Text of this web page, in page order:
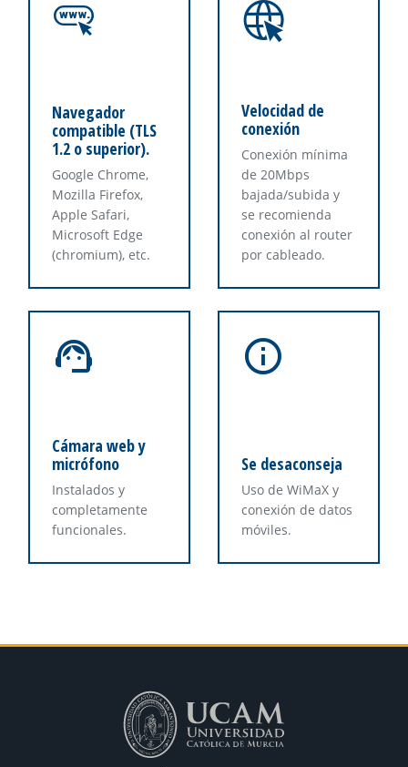
Navegador
compatible (TLS
1.2 o superior).
Google Chrome,
Mozilla Firefox,
Apple Safari,
Microsoft Edge
(chromium), etc.
Velocidad de
conexión
Conexión mínima
de 20Mbps
bajada/subida y
se recomienda
conexión al router
por cableado.
Cámara web y
micrófono
Instalados y
completamente
funcionales.
Se desaconseja
Uso de WiMaX y
conexión de datos
móviles.